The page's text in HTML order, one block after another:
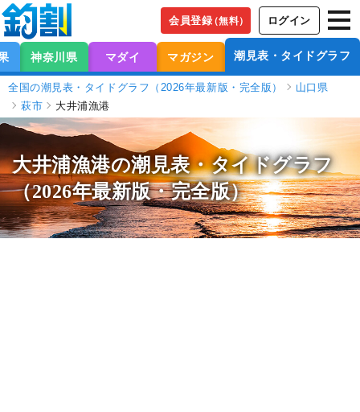
会員登録（無料） ログイン
神奈川県 マダイ マガジン 潮見表・タイドグラフ
全国の潮見表・タイドグラフ（2026年最新版・完全版）
山口県
萩市
大井浦漁港
大井浦漁港の潮見表・タイドグラフ
（2026年最新版・完全版）